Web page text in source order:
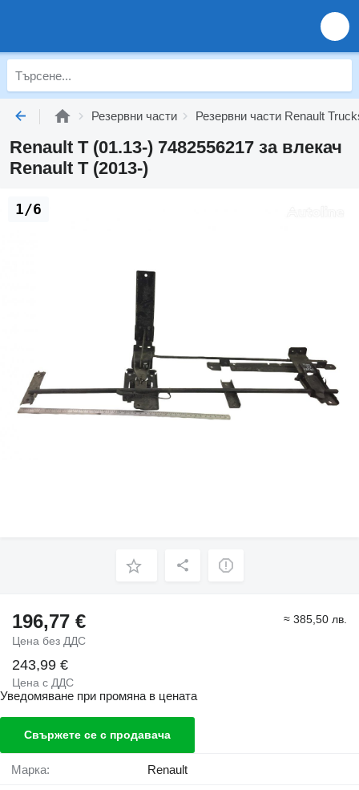
Резервни части Резервни части Renault
Renault T (01.13-) 7482556217 за влекач
Renault T (2013-)
1/6
196,77 €
Цена без ДДС
≈ 385,50 лв.
243,99 €
Цена с ДДС
Уведомяване при промяна в цената
Свържете се с продавача
Марка: Renault